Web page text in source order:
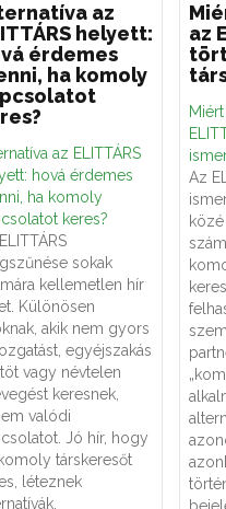
az
helyett:
érdemes
ha komoly
az ELITTÁRS
hová érdemes
ha komoly
keres?
sokak
kellemetlen hír
Különösen
akik nem gyors
egyéjszakás
vagy névtelen
keresnek,
valódi
Jó hír, hogy
társkeresőt
léteznek
az
Az